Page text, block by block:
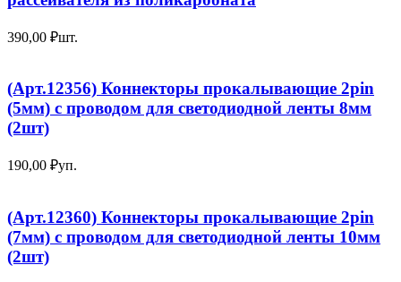
390,00 ₽шт.
(Арт.12356) Коннекторы прокалывающие 2pin
(5мм) с проводом для светодиодной ленты 8мм
(2шт)
190,00 ₽уп.
(Арт.12360) Коннекторы прокалывающие 2pin
(7мм) с проводом для светодиодной ленты 10мм
(2шт)